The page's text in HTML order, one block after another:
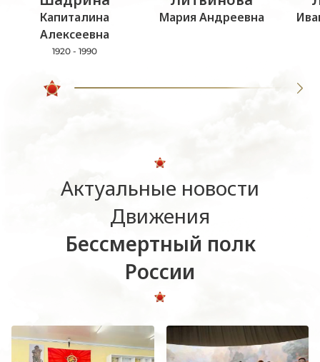
Капиталина
Алексеевна
1920 - 1990
Мария Андреевна
Актуальные новости
Движения
Бессмертный полк
России